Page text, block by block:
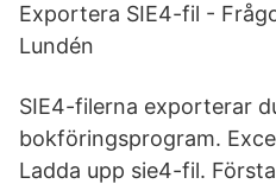
Exportera SIE4-fil -
Lundén
SIE4-filerna exporterar
bokföringsprogram.
Ladda upp sie4-fil.